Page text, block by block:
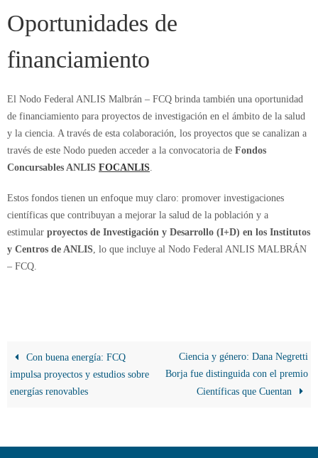
Oportunidades de
financiamiento
El Nodo Federal ANLIS Malbrán – FCQ brinda también una oportunidad
de financiamiento para proyectos de investigación en el ámbito de la salud
y la ciencia. A través de esta colaboración, los proyectos que se canalizan a
través de este Nodo pueden acceder a la convocatoria de Fondos
Concursables ANLIS FOCANLIS
Estos fondos tienen un enfoque muy claro: promover investigaciones
científicas que contribuyan a mejorar la salud de la población y a
estimular proyectos de Investigación y Desarrollo (I+D) en los Institutos
y Centros de ANLIS, lo que incluye al Nodo Federal ANLIS MALBRÁN
– FCQ.
Con buena energía: FCQ
impulsa proyectos y estudios sobre
energías renovables
Ciencia y género: Dana Negretti
Borja fue distinguida con el premio
Científicas que Cuentan